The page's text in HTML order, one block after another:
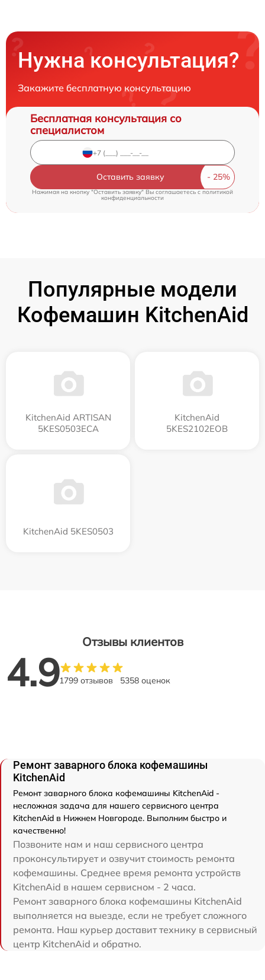
Нужна консультация?
Закажите бесплатную консультацию
Бесплатная консультация со
специалистом
Оставить заявку
Нажимая на кнопку "Оставить заявку" Вы соглашаетесь cполитикой
конфиденциальности
Популярные модели
Кофемашин KitchenAid
KitchenAid ARTISAN
5KES0503ECA
KitchenAid
5KES2102EOB
KitchenAid 5KES0503
Отзывы клиентов
4.91799 отзывов 5358 оценок
Ремонт заварного блока кофемашины
KitchenAid
Ремонт заварного блока кофемашины KitchenAid -
несложная задача для нашего сервисного центра
KitchenAid в Нижнем Новгороде. Выполним быстро и
качественно!
Позвоните нам и наш сервисного центра
проконсультирует и озвучит стоимость ремонта
кофемашины. Среднее время ремонта устройств
KitchenAid в нашем сервисном - 2 часа.
Ремонт заварного блока кофемашины KitchenAid
выполняется на выезде, если не требует сложного
ремонта. Наш курьер доставит технику в сервисный
центр KitchenAid и обратно.